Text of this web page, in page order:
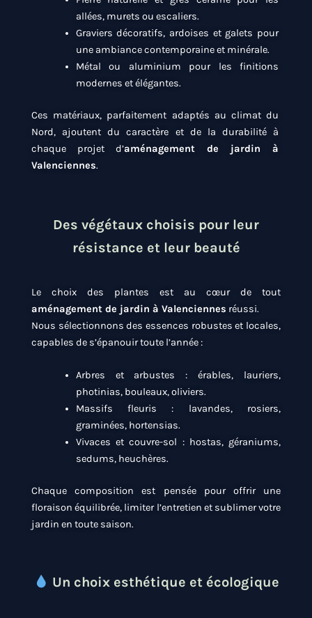
allées, murets ou escaliers.
Graviers décoratifs, ardoises et galets pour
une ambiance contemporaine et minérale.
Métal ou aluminium pour les finitions
modernes et élégantes.
Ces matériaux, parfaitement adaptés au climat du
Nord, ajoutent du caractère et de la durabilité à
chaque projet d’aménagement de jardin à
Valenciennes.
Des végétaux choisis pour leur
résistance et leur beauté
Le choix des plantes est au cœur de tout
aménagement de jardin à Valenciennes réussi.
Nous sélectionnons des essences robustes et locales,
capables de s’épanouir toute l’année :
Arbres et arbustes : érables, lauriers,
photinias, bouleaux, oliviers.
Massifs fleuris : lavandes, rosiers,
graminées, hortensias.
Vivaces et couvre-sol : hostas, géraniums,
sedums, heuchères.
Chaque composition est pensée pour offrir une
floraison équilibrée, limiter l’entretien et sublimer votre
jardin en toute saison.
Un choix esthétique et écologique